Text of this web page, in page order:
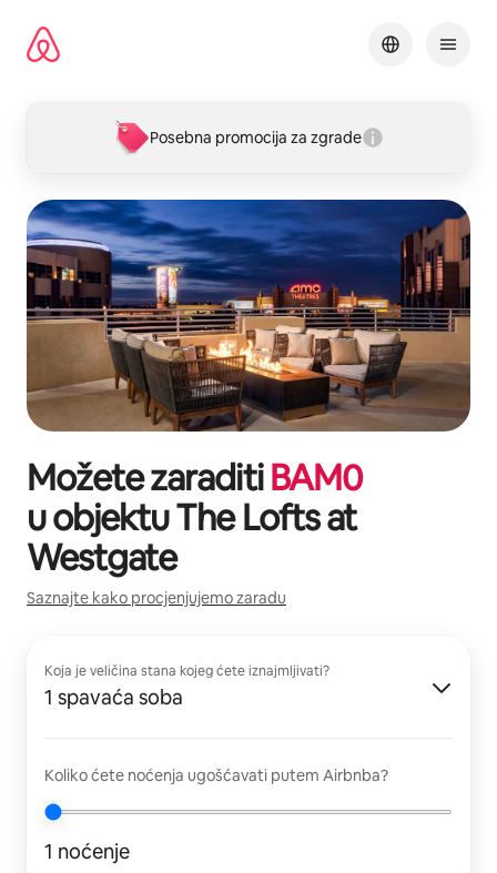
sadržaj
Posebna promocija za zgrade
Možete zaraditiBAM0
u objektuThe Lofts at
Westgate
Saznajte kako procjenjujemo zaradu
Koja je veličina stana kojeg ćete iznajmljivati?
1 spavaća soba
Koliko ćete noćenja ugošćavati putem Airbnba?
1 noćenje